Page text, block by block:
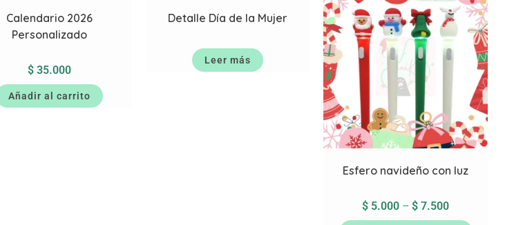
Calendario 2026
Personalizado
$ 35.000
Añadir al carrito
Detalle Día de la Mujer
Leer más
Esfero navideño con luz
$ 5.000 – $ 7.500